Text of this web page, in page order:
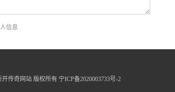
信息
开传奇网站 版权所有 宁ICP备2020003733号-2